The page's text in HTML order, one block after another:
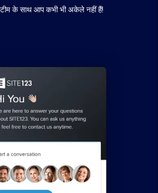
टीम के साथ आप कभी भी अकेले नहीं हैं!